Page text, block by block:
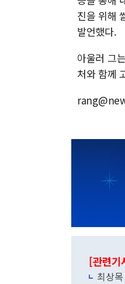
진을 위해
발언했다.
아울러 그
처와 함께
[관련기
최상